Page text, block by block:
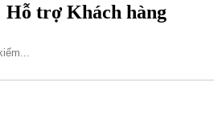
Hỗ trợ Khách hàng
Hotline: 09317.456.44